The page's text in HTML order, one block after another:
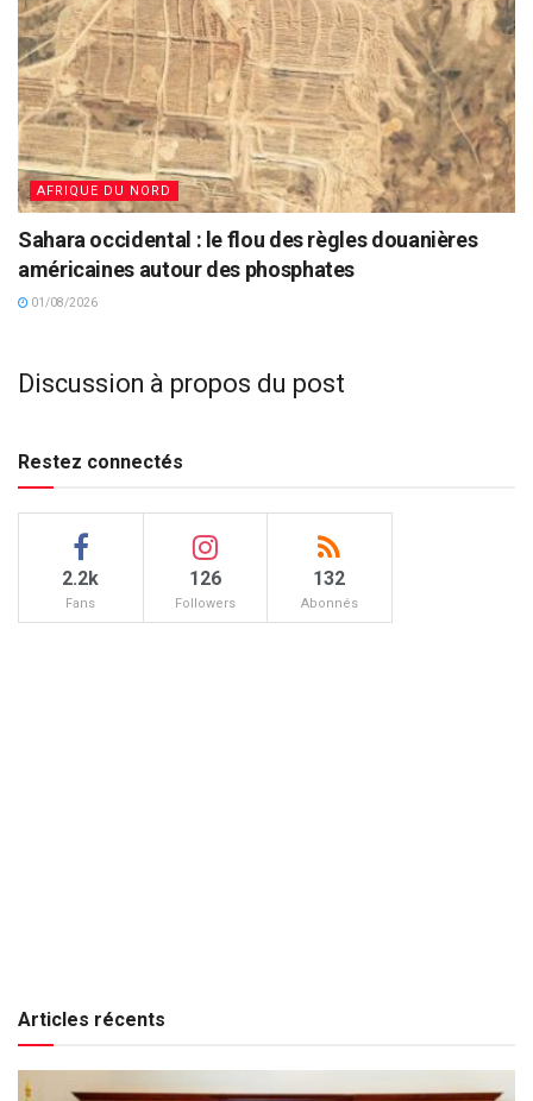
AFRIQUE DU NORD
Sahara occidental : le flou des règles douanières
américaines autour des phosphates
01/08/2026
Discussion à propos du post
Restez connectés
2.2k
Fans
126
Followers
132
Abonnés
Articles récents